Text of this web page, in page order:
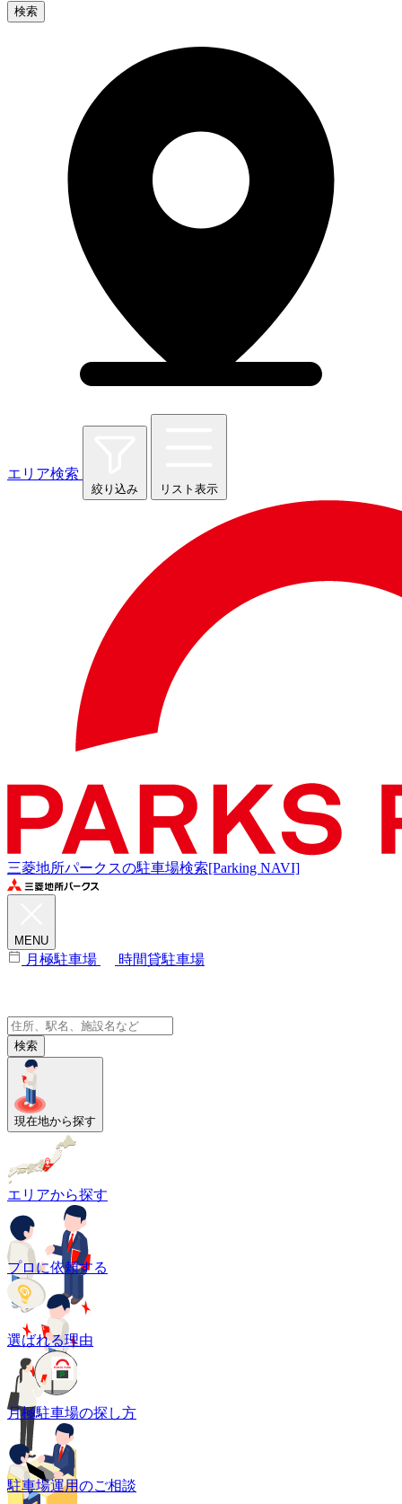
検索
エリア検索
絞り込み リスト表示
三菱地所パークスの駐車場検索[Parking NAVI]
MENU
月極駐車場 時間貸駐車場
検索
現在地から探す
エリアから探す
プロに依頼する
選ばれる理由
月極駐車場の探し方
駐車場運用のご相談